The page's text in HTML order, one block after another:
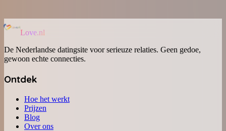
Love.nl
De Nederlandse datingsite voor serieuze relaties. Geen gedoe,
gewoon echte connecties.
Ontdek
Hoe het werkt
Prijzen
Blog
Over ons